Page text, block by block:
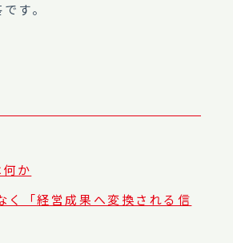
す。
か
「経営成果へ変換される信